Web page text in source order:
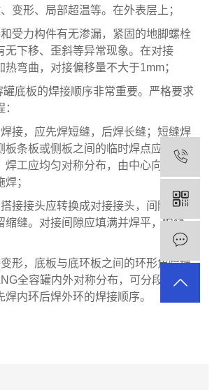
变形、局部超温等。在外表层上；
受力构件有无渗漏，紧固的地脚螺栓
无下移、歪斜等异常现象。在对接
热弯曲，对接偏移量不大于1mm；
罐底板的焊接顺序非常重要。严格要求
接，应先焊短缝，后焊长缝；短缝焊
条板或侧板之间的临时焊点应铲
焊工应均匀对称分布，由中心向外，
；
接接头应转换成对接接头，间隔对称
缩缝。对接间隙应填满并焊平，焊缝
形，底板与底环板之间的环形角焊缝
全容罐内外对称分布，可分段同向
内环后焊外环的焊接顺序。